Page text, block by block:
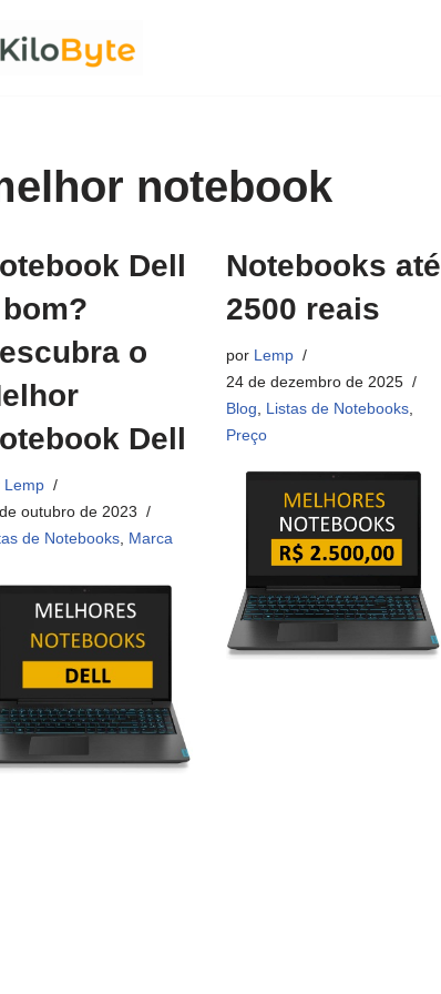
notebook
Dell
o
Dell
Lemp
outubro de 2023
de Notebooks Marca
Notebooks até
2500 reais
por Lemp
24 de dezembro de 2025
Blog
Listas de Notebooks
Preço